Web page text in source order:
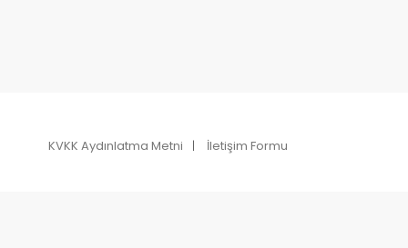
KVKK Aydınlatma Metni İletişim Formu